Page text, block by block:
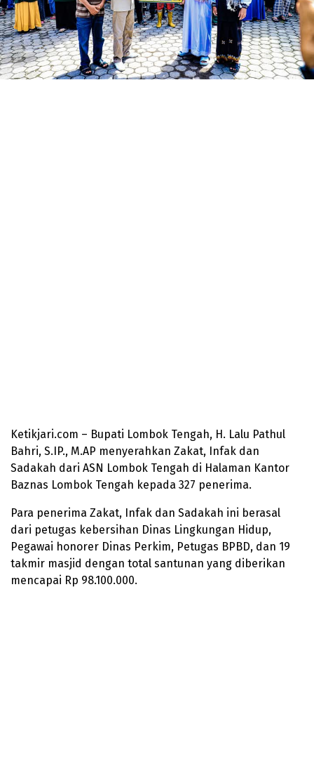
Ketikjari.com – Bupati Lombok Tengah, H. Lalu Pathul
Bahri, S.IP., M.AP menyerahkan Zakat, Infak dan
Sadakah dari ASN Lombok Tengah di Halaman Kantor
Baznas Lombok Tengah kepada 327 penerima.
Para penerima Zakat, Infak dan Sadakah ini berasal
dari petugas kebersihan Dinas Lingkungan Hidup,
Pegawai honorer Dinas Perkim, Petugas BPBD, dan 19
takmir masjid dengan total santunan yang diberikan
mencapai Rp 98.100.000.